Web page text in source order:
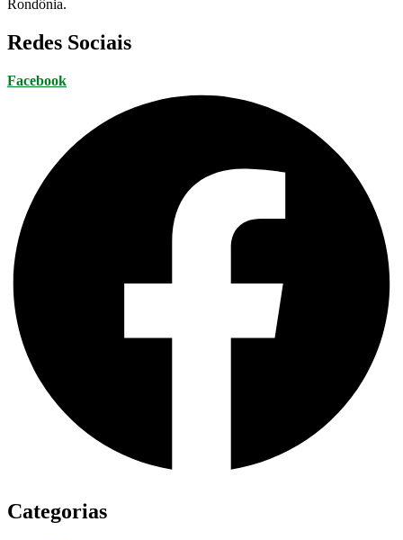
Rondônia.
Redes Sociais
Facebook
Categorias